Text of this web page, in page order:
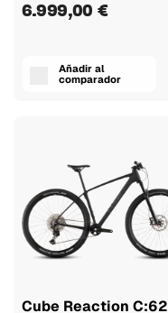
6.999,00 €
Añadir al
comparador
Cube Reaction C:62